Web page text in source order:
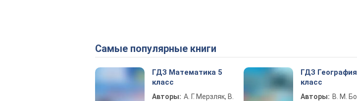
Самые популярные книги
ГДЗ Математика 5
класс
Авторы: А. Г. Мерзляк, В.
ГДЗ
класс
Авторы: В. М.